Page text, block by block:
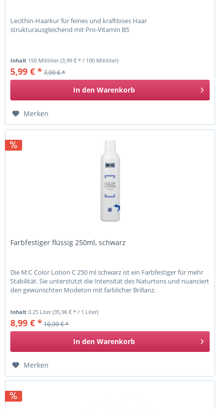
Lecithin-Haarkur für feines und kraftloses Haar
strukturausgleichend mit Pro-Vitamin B5
Inhalt 150 Milliliter(3,99 € * / 100 Milliliter)
5,99 € *7,99 € *
In den Warenkorb
Merken
Farbfestiger flüssig 250ml, schwarz
Die M:C Color Lotion C 250 ml schwarz ist ein Farbfestiger für mehr
Stabilität. Sie unterstützt die Intensität des Naturtons und nuanciert
den gewünschten Modeton mit farblicher Brillanz.
Inhalt0.25 Liter(35,96 € * / 1 Liter)
8,99 € *10,99 € *
In den Warenkorb
Merken